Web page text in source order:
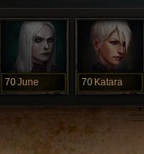
70June 70 Katara